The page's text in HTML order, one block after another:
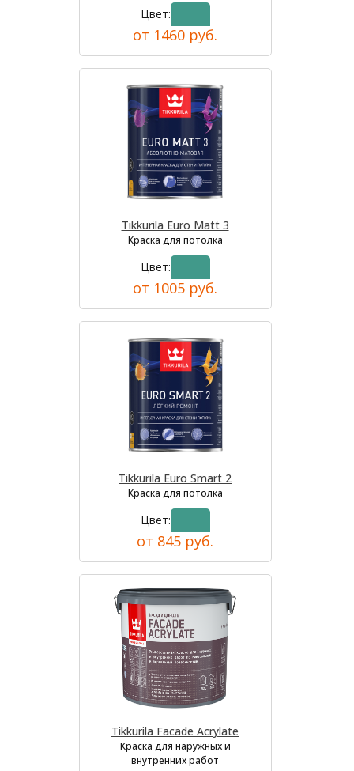
Цвет:
от 1460 руб.
Tikkurila Euro Matt 3
Краска для потолка
Цвет:
от 1005 руб.
Tikkurila Euro Smart 2
Краска для потолка
Цвет:
от 845 руб.
Tikkurila Facade Acrylate
Краска для наружных и
внутренних работ